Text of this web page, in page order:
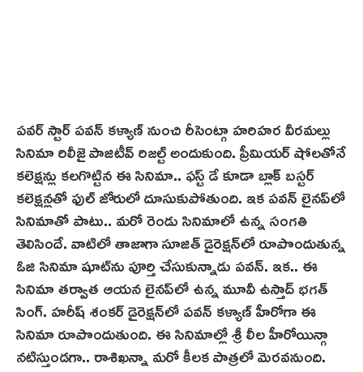
ప‌వ‌ర్ స్టార్ పవన్ కళ్యాణ్ నుంచి రీసెంట్గా హరిహర వీర‌మ‌ల్లు
సినిమా రిలీజై పాజిటీవ్‌ రిజల్ట్ అందుకుంది. ప్రీమియర్ షోలతోనే
కలెక్షన్లు కలగొట్టిన ఈ సినిమా.. ఫస్ట్ డే కూడా బ్లాక్ బస్టర్
కలెక్షన్లతో ఫుల్ జోరులో దూసుకుపోతుంది. ఇక పవన్ లైనప్‌లో
సినిమాతో పాటు.. మరో రెండు సినిమాలో ఉన్న సంగతి
తెలిసిందే. వాటిలో తాజాగా సూజిత్‌ డైరెక్షన్‌లో రూపొందుతున్న
ఓజి సినిమా షూట్‌ను పూర్తి చేసుకున్నాడు పవన్. ఇక.. ఈ
సినిమా తర్వాత ఆయన లైనప్‌లో ఉన్న మూవీ ఉస్తాద్‌ భగత్
సింగ్. హరీష్ శంకర్ డైరెక్షన్‌లో పవన్ కళ్యాణ్ హీరోగా ఈ
సినిమా రూపొందుతుంది. ఈ సినిమాల్లో శ్రీ లీల హీరోయిన్గా
నటిస్తుండగా.. రాశిఖ‌న్నా మరో కీలక పాత్రలో మెరవనుంది.